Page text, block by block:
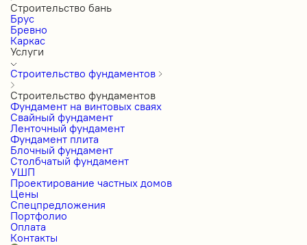
Строительство бань
Брус
Бревно
Каркас
Услуги
Строительство фундаментов
Строительство фундаментов
Фундамент на винтовых сваях
Свайный фундамент
Ленточный фундамент
Фундамент плита
Блочный фундамент
Столбчатый фундамент
УШП
Проектирование частных домов
Цены
Спецпредложения
Портфолио
Оплата
Контакты